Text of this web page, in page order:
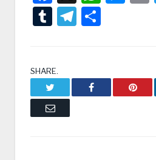
TumblrTelegram
SHARE.
Facebook
Email